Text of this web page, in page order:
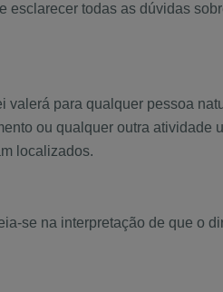
todas as dúvidas
valerá para qualquer pessoa
ou qualquer outra atividade
localizados.
se na interpretação de que o